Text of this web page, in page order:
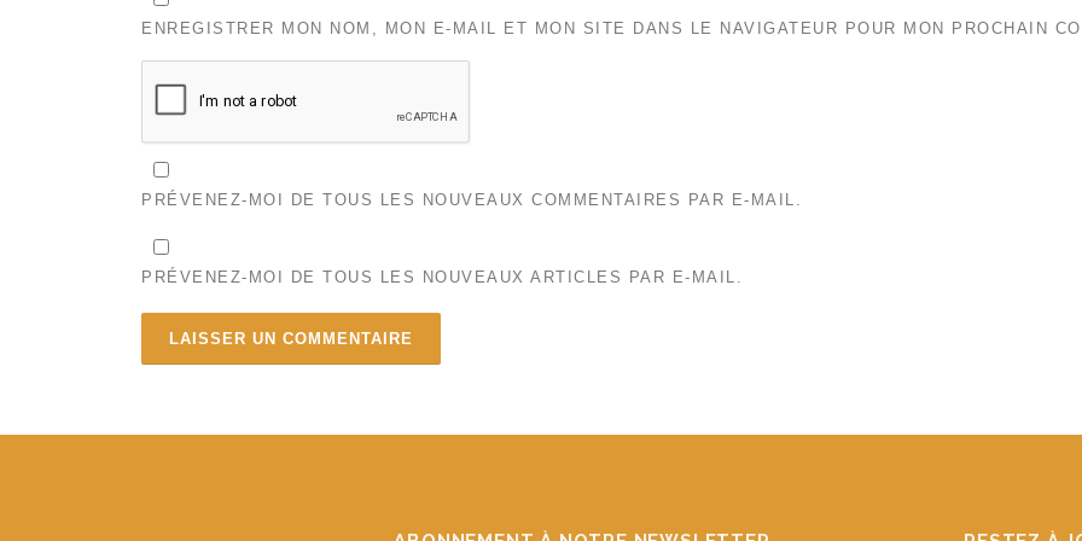
ENREGISTRER MON NOM, MON E-MAIL ET MON SITE DANS LE NAVIGATEUR POUR MON PROCHAIN
PRÉVENEZ-MOI DE TOUS LES NOUVEAUX COMMENTAIRES PAR E-MAIL.
PRÉVENEZ-MOI DE TOUS LES NOUVEAUX ARTICLES PAR E-MAIL.